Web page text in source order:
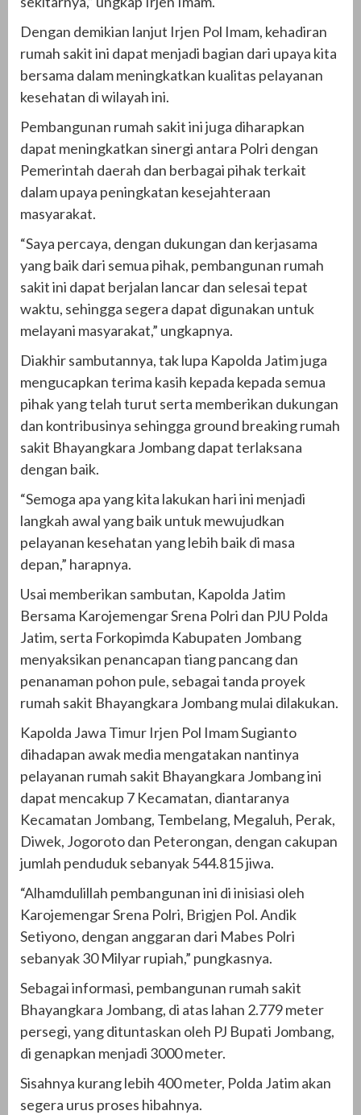
Dengan demikian lanjut Irjen Pol Imam, kehadiran
rumah sakit ini dapat menjadi bagian dari upaya kita
bersama dalam meningkatkan kualitas pelayanan
kesehatan di wilayah ini.
Pembangunan rumah sakit ini juga diharapkan
dapat meningkatkan sinergi antara Polri dengan
Pemerintah daerah dan berbagai pihak terkait
dalam upaya peningkatan kesejahteraan
masyarakat.
“Saya percaya, dengan dukungan dan kerjasama
yang baik dari semua pihak, pembangunan rumah
sakit ini dapat berjalan lancar dan selesai tepat
waktu, sehingga segera dapat digunakan untuk
melayani masyarakat,” ungkapnya.
Diakhir sambutannya, tak lupa Kapolda Jatim juga
mengucapkan terima kasih kepada kepada semua
pihak yang telah turut serta memberikan dukungan
dan kontribusinya sehingga ground breaking rumah
sakit Bhayangkara Jombang dapat terlaksana
dengan baik.
“Semoga apa yang kita lakukan hari ini menjadi
langkah awal yang baik untuk mewujudkan
pelayanan kesehatan yang lebih baik di masa
depan,” harapnya.
Usai memberikan sambutan, Kapolda Jatim
Bersama Karojemengar Srena Polri dan PJU Polda
Jatim, serta Forkopimda Kabupaten Jombang
menyaksikan penancapan tiang pancang dan
penanaman pohon pule, sebagai tanda proyek
rumah sakit Bhayangkara Jombang mulai dilakukan.
Kapolda Jawa Timur Irjen Pol Imam Sugianto
dihadapan awak media mengatakan nantinya
pelayanan rumah sakit Bhayangkara Jombang ini
dapat mencakup 7 Kecamatan, diantaranya
Kecamatan Jombang, Tembelang, Megaluh, Perak,
Diwek, Jogoroto dan Peterongan, dengan cakupan
jumlah penduduk sebanyak 544.815 jiwa.
“Alhamdulillah pembangunan ini di inisiasi oleh
Karojemengar Srena Polri, Brigjen Pol. Andik
Setiyono, dengan anggaran dari Mabes Polri
sebanyak 30 Milyar rupiah,” pungkasnya.
Sebagai informasi, pembangunan rumah sakit
Bhayangkara Jombang, di atas lahan 2.779 meter
persegi, yang dituntaskan oleh PJ Bupati Jombang,
di genapkan menjadi 3000 meter.
Sisahnya kurang lebih 400 meter, Polda Jatim akan
segera urus proses hibahnya.